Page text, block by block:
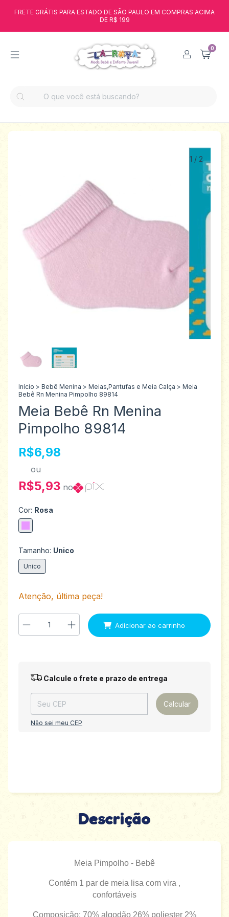
FRETE GRÁTIS PARA ESTADO DE SÃO PAULO EM COMPRAS ACIMA
DE R$ 199
0
1 / 2
Início > Bebê Menina > Meias,Pantufas e Meia Calça > Meia
Bebê Rn Menina Pimpolho 89814
Meia Bebê Rn Menina
Pimpolho 89814
R$6,98
ou
R$5,93 no
Cor: Rosa
Tamanho: Unico
Unico
Atenção, última peça!
Entregas para o CEP: Alterar CEP
Calcule o frete e prazo de entrega
Calcular
Não sei meu CEP
Descrição
Meia Pimpolho - Bebê
Contém 1 par de meia lisa com vira ,
confortáveis
Composição: 70% algodão 26% poliester 2%